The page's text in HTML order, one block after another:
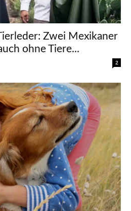
Zwei Mexikaner
ohne Tiere...
2